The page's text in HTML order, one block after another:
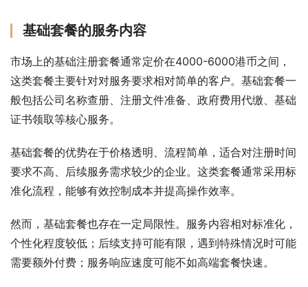
基础套餐的服务内容
市场上的基础注册套餐通常定价在4000-6000港币之间，
这类套餐主要针对对服务要求相对简单的客户。基础套餐一
般包括公司名称查册、注册文件准备、政府费用代缴、基础
证书领取等核心服务。
基础套餐的优势在于价格透明、流程简单，适合对注册时间
要求不高、后续服务需求较少的企业。这类套餐通常采用标
准化流程，能够有效控制成本并提高操作效率。
然而，基础套餐也存在一定局限性。服务内容相对标准化，
个性化程度较低；后续支持可能有限，遇到特殊情况时可能
需要额外付费；服务响应速度可能不如高端套餐快速。